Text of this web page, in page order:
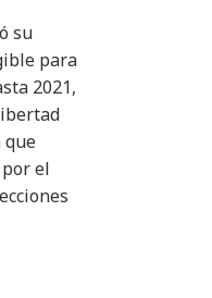
su
para
2021,
que
el